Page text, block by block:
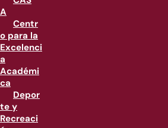
A
Centr
o para la
Excelenci
a
Académi
ca
Depor
te y
Recreaci